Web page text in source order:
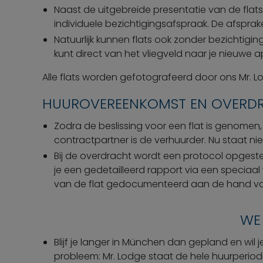
Naast de uitgebreide presentatie van de
individuele bezichtigingsafspraak. De
Natuurlijk kunnen flats ook zonder
kunt direct van het vliegveld naar je nieuwe
Alle flats worden gefotografeerd door ons Mr.
HUUROVEREENKOMST EN
Zodra de beslissing voor een flat is
contractpartner is de verhuurder. Nu staat
Bij de overdracht wordt een protocol
je een gedetailleerd rapport via een
van de flat gedocumenteerd aan de hand
Blijf je langer in München dan gepland en wil
probleem: Mr. Lodge staat de hele